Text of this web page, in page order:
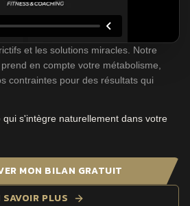
et les solutions miracles. Notre
en compte votre métabolisme,
contraintes pour des résultats qui
s'intègre naturellement dans votre
MON BILAN GRATUIT
SAVOIR PLUS